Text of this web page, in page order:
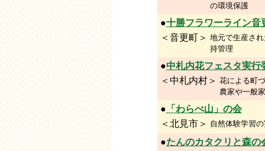
の環境保護
●十勝フラワーライン音
＜音更町＞ 地元で生産さ
持管理
●中札内花フェスタ実行
＜中札内村＞ 花による町
農家や一般
● 「わらべ山」の会
＜北見市＞ 自然体験学習
●たんのカタクリと森の